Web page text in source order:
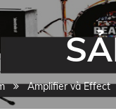
Amplifier và Effect